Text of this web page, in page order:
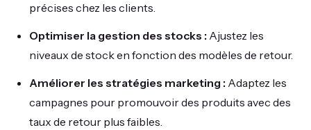
précises chez les clients.
Optimiser la gestion des stocks : Ajustez les
niveaux de stock en fonction des modèles de retour.
Améliorer les stratégies marketing : Adaptez les
campagnes pour promouvoir des produits avec des
taux de retour plus faibles.